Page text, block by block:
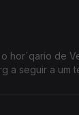
hor´qario de
a seguir a um